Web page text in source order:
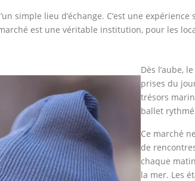
simple lieu d’échange. C’est une
est une véritable institution, pour les
Dès l’aube,
prises du
trésors
ballet
Ce marché
de
chaque
la mer. Les